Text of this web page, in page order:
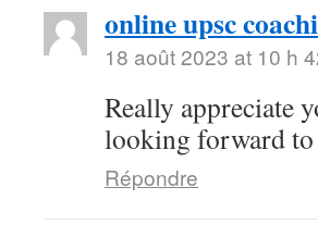
online upsc
18 août 2023 at 10 h
Really appreciate
looking forward to
Répondre